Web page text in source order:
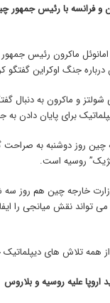
و فرانسه با رئیس جمهور
ماکرون رئیس
جنگ اوکراین گفتگو
شولتز و ماکرون به دنبال
برای پایان دادن به
چین روز دوشنبه به
روسیه است.
خارجه چین هم روز سه
تواند نقش میانجی را
همه تلاش های